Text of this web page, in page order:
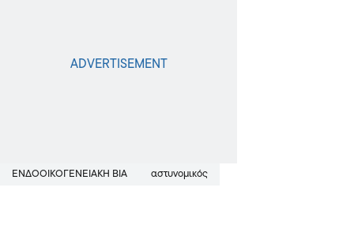
ΕΝΔΟΟΙΚΟΓΕΝΕΙΑΚΉ ΒΊΑ αστυνομικός